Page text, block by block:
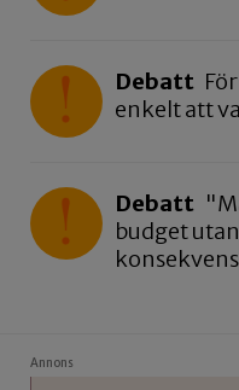
Debatt
enkelt att
Debatt
budget
Annons